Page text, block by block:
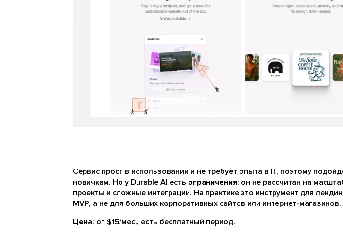
Сервис прост в использовании и не требует опыта в IT, поэтому
новичкам. Но у Durable AI есть ограничения: он не рассчитан на
проекты и сложные интеграции. На практике это инструмент для
MVP, а не для больших корпоративных сайтов или интернет-магазинов.
Цена: от $15/мес., есть бесплатный период.